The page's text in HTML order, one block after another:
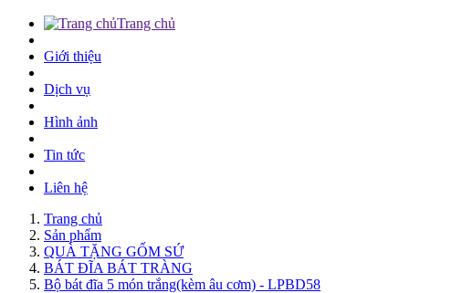
Trang chủ
Giới thiệu
Dịch vụ
Hình ảnh
Tin tức
Liên hệ
Trang chủ
Sản phẩm
QUÀ TẶNG GỐM SỨ
BÁT ĐĨA BÁT TRÀNG
Bộ bát đĩa 5 món trắng(kèm âu cơm) - LPBD58